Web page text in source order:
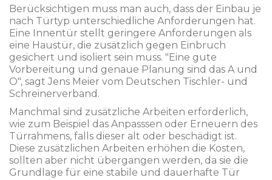
Berücksichtigen muss man auch, dass der Einbau je
nach Türtyp unterschiedliche Anforderungen hat.
Eine Innentür stellt geringere Anforderungen als
eine Haustür, die zusätzlich gegen Einbruch
gesichert und isoliert sein muss. "Eine gute
Vorbereitung und genaue Planung sind das A und
O", sagt Jens Meier vom Deutschen Tischler- und
Schreinerverband.
Manchmal sind zusätzliche Arbeiten erforderlich,
wie zum Beispiel das Anpasssen oder Erneuern des
Türrahmens, falls dieser alt oder beschädigt ist.
Diese zusätzlichen Arbeiten erhöhen die Kosten,
sollten aber nicht übergangen werden, da sie die
Grundlage für eine stabile und dauerhafte Tür